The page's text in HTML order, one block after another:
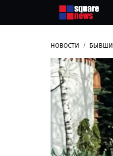
НОВОСТИ